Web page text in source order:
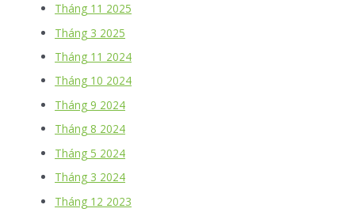
Tháng 11 2025
Tháng 3 2025
Tháng 11 2024
Tháng 10 2024
Tháng 9 2024
Tháng 8 2024
Tháng 5 2024
Tháng 3 2024
Tháng 12 2023